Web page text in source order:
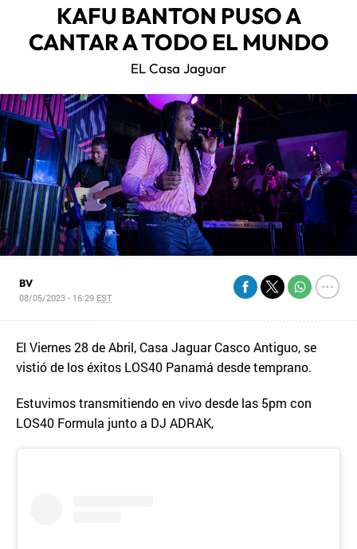
KAFU BANTON PUSO A
CANTAR A TODO EL MUNDO
EL Casa Jaguar
BV
08/05/2023 - 16:29 EST
El Viernes 28 de Abril, Casa Jaguar Casco Antiguo, se
vistió de los éxitos LOS40 Panamá desde temprano.
Estuvimos transmitiendo en vivo desde las 5pm con
LOS40 Formula junto a DJ ADRAK,